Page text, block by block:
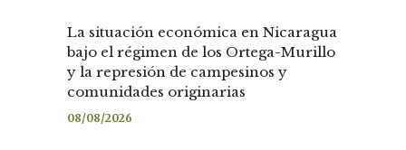
La situación económica en Nicaragua
bajo el régimen de los Ortega-Murillo
y la represión de campesinos y
comunidades originarias
08/08/2026